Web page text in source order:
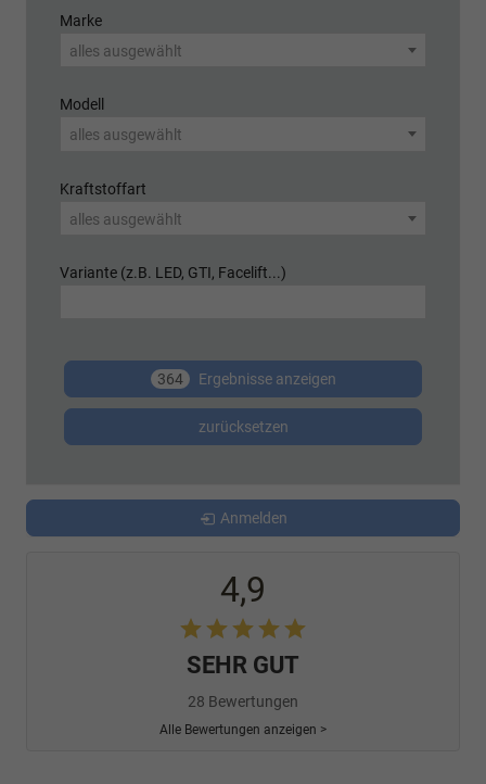
Marke
alles ausgewählt
Modell
alles ausgewählt
Kraftstoffart
alles ausgewählt
Variante (z.B. LED, GTI, Facelift...)
364 Ergebnisse anzeigen
zurücksetzen
Anmelden
4,9
SEHR GUT
28 Bewertungen
Alle Bewertungen anzeigen >